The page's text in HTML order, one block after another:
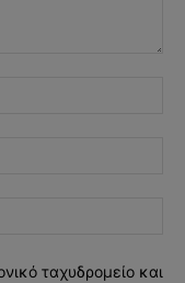
ταχυδρομείο και